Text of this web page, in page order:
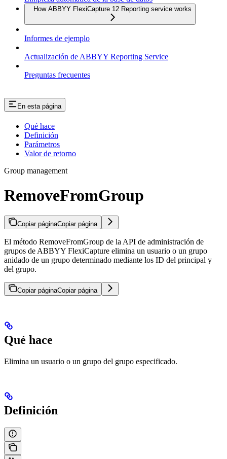
How ABBYY FlexiCapture 12 Reporting service works
Informes de ejemplo
Actualización de ABBYY Reporting Service
Preguntas frecuentes
En esta página
Qué hace
Definición
Parámetros
Valor de retorno
Group management
RemoveFromGroup
Copiar páginaCopiar página
El método RemoveFromGroup de la API de administración de
grupos de ABBYY FlexiCapture elimina un usuario o un grupo
anidado de un grupo determinado mediante los ID del principal y
del grupo.
Copiar páginaCopiar página
Qué hace
Elimina un usuario o un grupo del grupo especificado.
Definición